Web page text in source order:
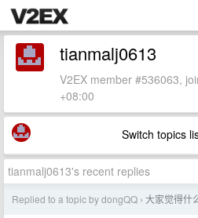
tianmalj0613
V2EX member #536063,
+08:00
Switch topics
tianmalj0613's recent replies
Replied to a topic by dongQQ › 大家觉得什